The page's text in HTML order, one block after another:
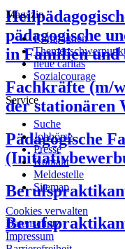
pädagogische
in Familien und
Fachkräfte (m/
der stationären
Pädagogische
Magazin
Kampagnen
neue caritas
Sozialcourage
Service
Suche
Jobbörse
Presse
Kontakt
Meldestelle
Sitemap
Cookies verwalten
Datenschutz
Impressum